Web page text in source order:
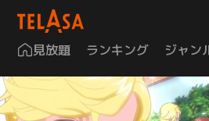
見放題 ランキング ジャン